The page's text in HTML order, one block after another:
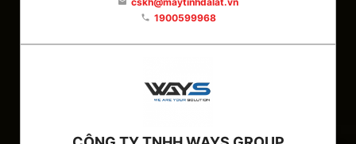
phone 1900599968